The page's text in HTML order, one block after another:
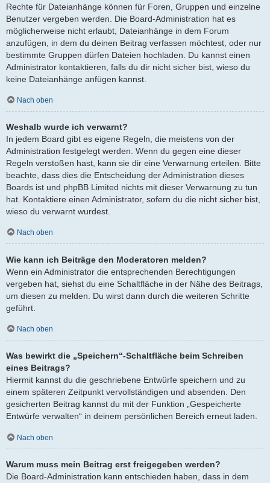
Rechte für Dateianhänge können für Foren, Gruppen und einzelne
Benutzer vergeben werden. Die Board-Administration hat es
möglicherweise nicht erlaubt, Dateianhänge in dem Forum
anzufügen, in dem du deinen Beitrag verfassen möchtest, oder nur
bestimmte Gruppen dürfen Dateien hochladen. Du kannst einen
Administrator kontaktieren, falls du dir nicht sicher bist, wieso du
keine Dateianhänge anfügen kannst.
Nach oben
Weshalb wurde ich verwarnt?
In jedem Board gibt es eigene Regeln, die meistens von der
Administration festgelegt werden. Wenn du gegen eine dieser
Regeln verstoßen hast, kann sie dir eine Verwarnung erteilen. Bitte
beachte, dass dies die Entscheidung der Administration dieses
Boards ist und phpBB Limited nichts mit dieser Verwarnung zu tun
hat. Kontaktiere einen Administrator, sofern du die nicht sicher bist,
wieso du verwarnt wurdest.
Nach oben
Wie kann ich Beiträge den Moderatoren melden?
Wenn ein Administrator die entsprechenden Berechtigungen
vergeben hat, siehst du eine Schaltfläche in der Nähe des Beitrags,
um diesen zu melden. Du wirst dann durch die weiteren Schritte
geführt.
Nach oben
Was bewirkt die „Speichern“-Schaltfläche beim Schreiben
eines Beitrags?
Hiermit kannst du die geschriebene Entwürfe speichern und zu
einem späteren Zeitpunkt vervollständigen und absenden. Den
gesicherten Beitrag kannst du mit der Funktion „Gespeicherte
Entwürfe verwalten“ in deinem persönlichen Bereich erneut laden.
Nach oben
Warum muss mein Beitrag erst freigegeben werden?
Die Board-Administration kann entschieden haben, dass in dem